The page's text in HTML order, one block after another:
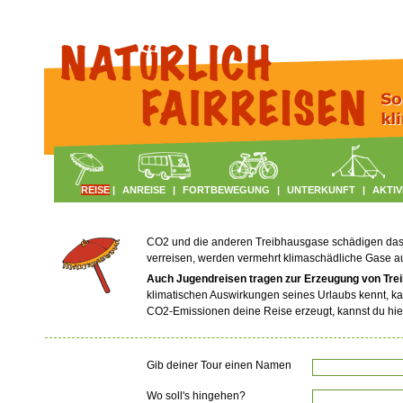
REISE | ANREISE | FORTBEWEGUNG | UNTERKUNFT |
CO2 und die anderen Treibhausgase schädigen
verreisen, werden vermehrt klimaschädliche Gase
Auch Jugendreisen tragen zur Erzeugung von
klimatischen Auswirkungen seines Urlaubs kennt,
CO2-Emissionen deine Reise erzeugt, kannst du
Gib deiner Tour einen Namen
Wo soll's hingehen?